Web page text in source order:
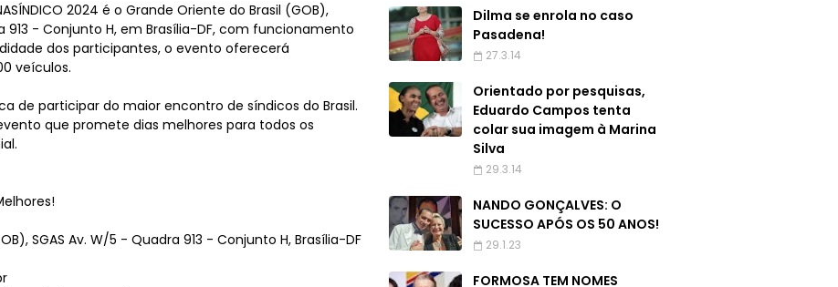
2024 é o Grande Oriente do Brasil (GOB),
913 - Conjunto H, em Brasília-DF, com funcionamento
dos participantes, o evento oferecerá
veículos.
de participar do maior encontro de síndicos do Brasil.
que promete dias melhores para todos os
SGAS Av. W/5 - Quadra 913 - Conjunto H, Brasília-DF
Dilma se enrola no caso
Pasadena!
27.3.14
Orientado por pesquisas,
Eduardo Campos tenta
colar sua imagem à Marina
Silva
29.3.14
NANDO GONÇALVES: O
SUCESSO APÓS OS 50 ANOS!
29.1.23
FORMOSA TEM NOMES